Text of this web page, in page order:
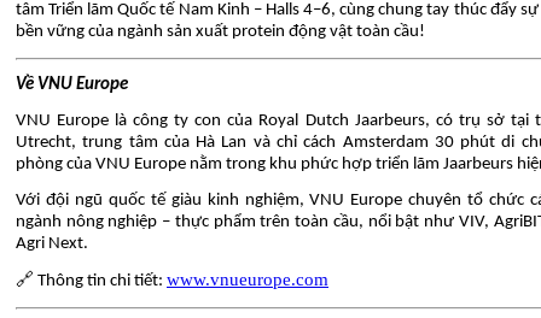
tâm Triển lãm Quốc tế Nam Kinh – Halls 4–6, cùng chung tay thúc đẩy
bền vững của ngành sản xuất protein động vật toàn cầu!
Về VNU Europe
VNU Europe là công ty con của Royal Dutch Jaarbeurs, có trụ sở tại
Utrecht, trung tâm của Hà Lan và chỉ cách Amsterdam 30 phút di
phòng của VNU Europe nằm trong khu phức hợp triển lãm Jaarbeurs
Với đội ngũ quốc tế giàu kinh nghiệm, VNU Europe chuyên tổ chức
ngành nông nghiệp – thực phẩm trên toàn cầu, nổi bật như VIV,
Agri Next.
🔗 Thông tin chi tiết: www.vnueurope.com